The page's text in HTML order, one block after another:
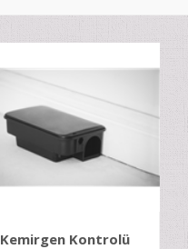
Kemirgen Kontrolü